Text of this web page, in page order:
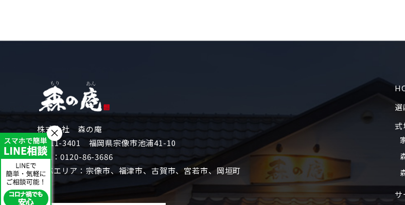
×
株式会社 森の庵
〒811-3401 福岡県宗像市池浦41-10
TEL：0120-86-3686
対応エリア：宗像市、福津市、古賀市、宮若市、岡垣町
式
サ